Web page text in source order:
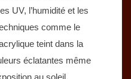
UV, l’humidité et les
comme le
teint dans la
éclatantes même